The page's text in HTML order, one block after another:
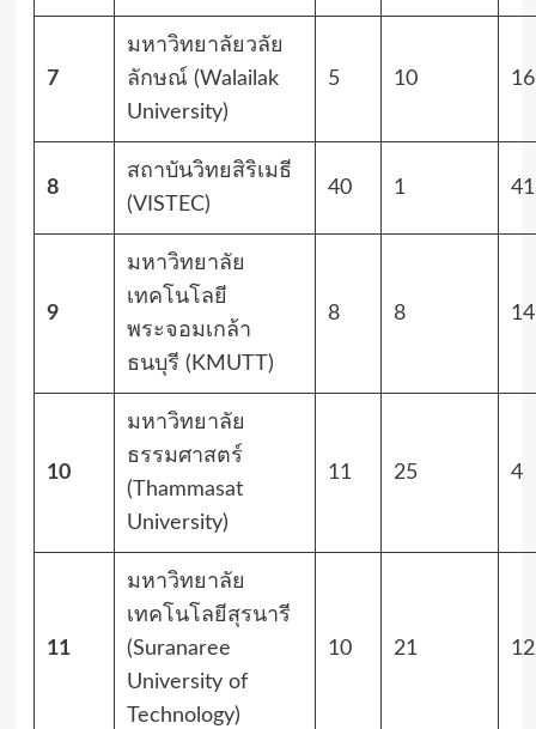
7
มหาวิทยาลัยวลัย
ลักษณ์ (Walailak
University)
5 10 16
8
สถาบันวิทยสิริเมธี
(VISTEC)
40 1 41
9
มหาวิทยาลัย
เทคโนโลยี
พระจอมเกล้า
ธนบุรี (KMUTT)
8 8 14
10
มหาวิทยาลัย
ธรรมศาสตร์
(Thammasat
University)
11 25 4
11
มหาวิทยาลัย
เทคโนโลยีสุรนารี
(Suranaree
University of
Technology)
10 21 12